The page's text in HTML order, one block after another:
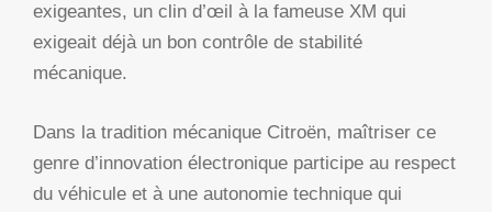
exigeantes, un clin d’œil à la fameuse XM qui
exigeait déjà un bon contrôle de stabilité
mécanique.
Dans la tradition mécanique Citroën, maîtriser ce
genre d’innovation électronique participe au respect
du véhicule et à une autonomie technique qui